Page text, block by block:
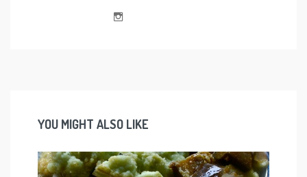
YOU MIGHT ALSO LIKE